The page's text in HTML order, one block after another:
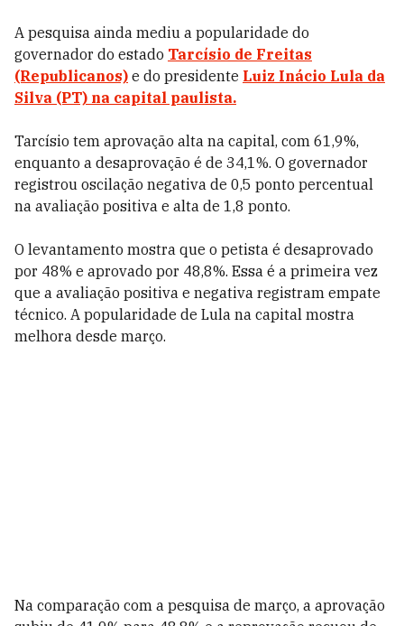
A pesquisa ainda mediu a popularidade do
governador do estado Tarcísio de Freitas
(Republicanos) e do presidente Luiz Inácio Lula da
Silva (PT) na capital paulista.
Tarcísio tem aprovação alta na capital, com 61,9%,
enquanto a desaprovação é de 34,1%. O governador
registrou oscilação negativa de 0,5 ponto percentual
na avaliação positiva e alta de 1,8 ponto.
O levantamento mostra que o petista é desaprovado
por 48% e aprovado por 48,8%. Essa é a primeira vez
que a avaliação positiva e negativa registram empate
técnico. A popularidade de Lula na capital mostra
melhora desde março.
Na comparação com a pesquisa de março, a aprovação